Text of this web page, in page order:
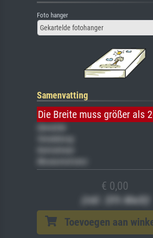
Foto hanger
Gekartelde fotohanger
Samenvatting
Die Breite muss größer als
Veredelung
Museumslizenz
€ 0,00
(inkl. 20% MwSt)
Toevoegen aan